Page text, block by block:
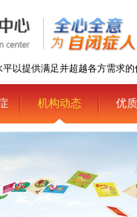
以提供满足并超越各方需求的
机构动态 优